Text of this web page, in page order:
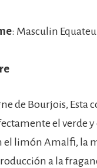
: Masculin
de Bourjois, Esta
el verde
el limón Amalfi, la
a la